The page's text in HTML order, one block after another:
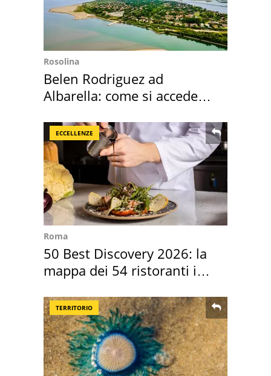
Rosolina
Belen Rodriguez ad
Albarella: come si accede
ECCELLENZE
Roma
50 Best Discovery 2026: la
mappa dei 54 ristoranti in
TERRITORIO